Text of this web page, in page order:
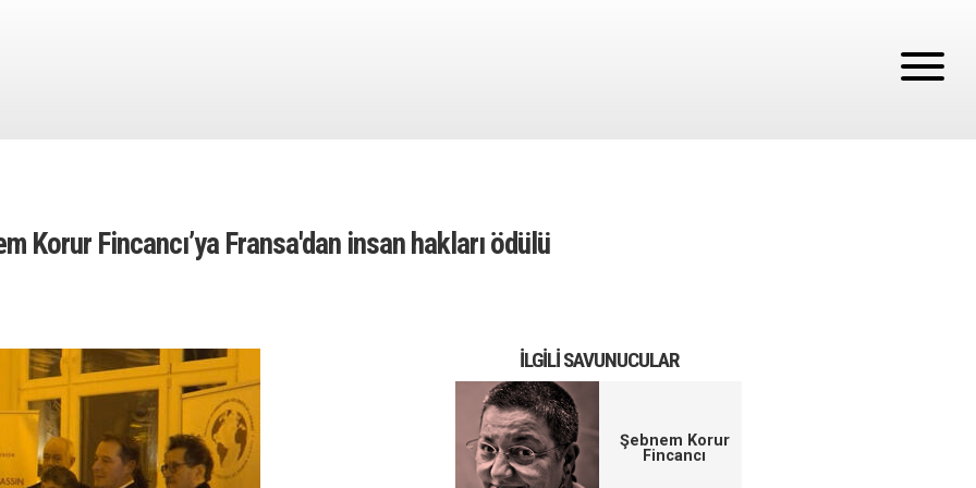
Korur Fincancı’ya Fransa'dan insan hakları ödülü
İLGILI SAVUNUCULAR
Şebnem Korur
Fincancı